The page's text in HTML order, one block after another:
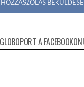
GLOBOPORT A FACEBOOKON!